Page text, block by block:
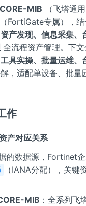
MIB （飞塔通
（FortiGate专属），
资产发现、信息采集、
全流程资产管理。下文
具实操、批量运维、
，适配单设备、批量
作
产对应关系
的数据源，Fortinet
（IANA分配），关键
MIB ：全系列飞